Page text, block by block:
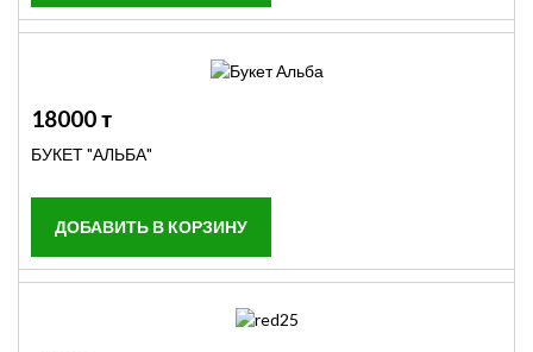
18000 т
БУКЕТ "АЛЬБА"